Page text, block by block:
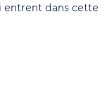
dans cette